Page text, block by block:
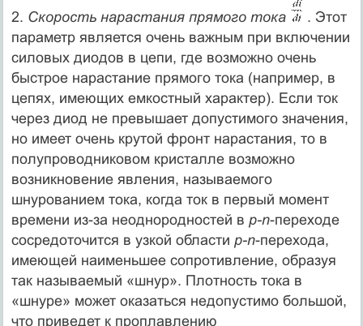
2. Скорость нарастания прямого тока
. Этот
параметр является очень важным при включении
силовых диодов в цепи, где возможно очень
быстрое нарастание прямого тока (например, в
цепях, имеющих емкостный характер). Если ток
через диод не превышает допустимого значения,
но имеет очень крутой фронт нарастания, то в
полупроводниковом кристалле возможно
возникновение явления, называемого
шнурованием тока, когда ток в первый момент
времени из-за неоднородностей в p-n-переходе
сосредоточится в узкой области p-n-перехода,
имеющей наименьшее сопротивление, образуя
так называемый «шнур». Плотность тока в
«шнуре» может оказаться недопустимо большой,
что приведет к проплавлению